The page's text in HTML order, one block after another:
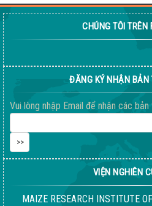
CHÚNG TÔI TRÊN
ĐĂNG KÝ NHẬN BẢN
Vui lòng nhập Email để nhận các
VIỆN NGHIÊN
MAIZE RESEARCH INSTITUTE